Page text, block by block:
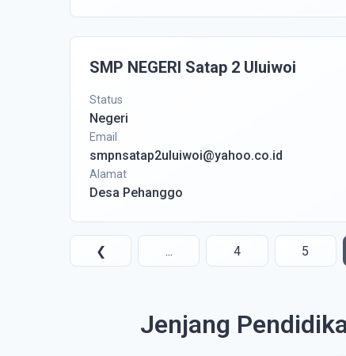
SMP NEGERI Satap 2 Uluiwoi
Status
Negeri
Email
smpnsatap2uluiwoi@yahoo.co.id
Alamat
Desa Pehanggo
❮ ... 4 5
Jenjang